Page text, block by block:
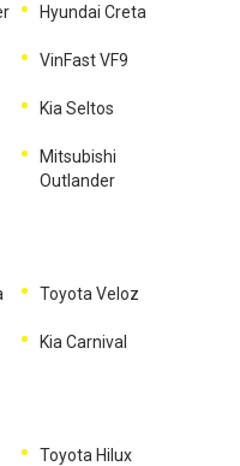
Hyundai Creta
VinFast VF9
Kia Seltos
Mitsubishi
Outlander
Toyota Veloz
Kia Carnival
Toyota Hilux